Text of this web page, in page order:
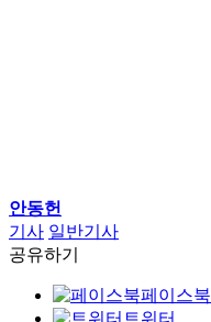
안동헌
기사 일반기사
공유하기
페이스북
트위터